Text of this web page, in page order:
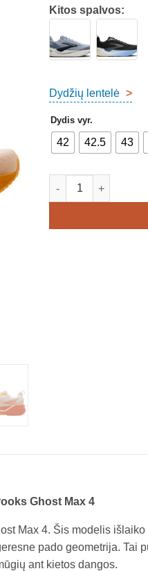
Kitos spalvos:
Dydžių lentelė >
Dydis vyr.
42 42.5 43
produkto kiekis:
Ghost Max 4
Max 4. Šis modelis
pado geometrija. Tai
ant kietos dangos.